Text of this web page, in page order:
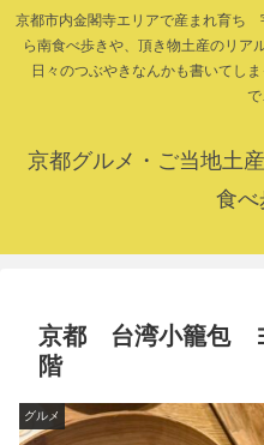
京都市内金閣寺エリアで産まれ育ち
ら南食べ歩きや、頂き物土産のリア
日々のつぶやきなんかも書いてし
で
京都グルメ・ご当地土
食べ
京都 台湾小籠包
階
グルメ